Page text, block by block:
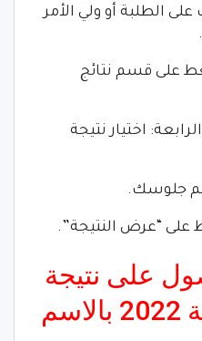
الطلبة أو ولي الأمر
على قسم نتائج
اختيار نتيجة
جلوسك.
“عرض النتيجة”.
على نتيجة
الشهادة الإعدادية 2022 بالاسم